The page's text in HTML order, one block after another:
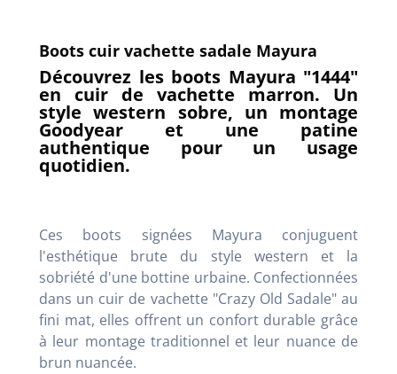
Boots cuir vachette sadale Mayura
Découvrez les boots Mayura "1444"
en cuir de vachette marron. Un
style western sobre, un montage
Goodyear et une patine
authentique pour un usage
quotidien.
Ces boots signées Mayura conjuguent
l'esthétique brute du style western et la
sobriété d'une bottine urbaine. Confectionnées
dans un cuir de vachette "Crazy Old Sadale" au
fini mat, elles offrent un confort durable grâce
à leur montage traditionnel et leur nuance de
brun nuancée.